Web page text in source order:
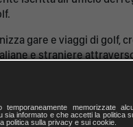
gare e viaggi di golf,
e straniere
di circa 25 anni di attività si
la singolare finalità di
professionali,memorizzate
sia informato e che accetti la politica
politica sulla privacy e sui cookie.